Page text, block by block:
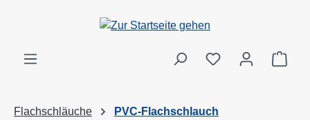
Zum Hauptinhalt springen
Flachschläuche PVC-Flachschlauch